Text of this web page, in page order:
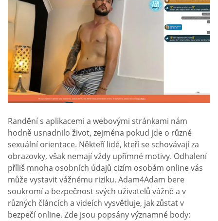
Randění s aplikacemi a webovými stránkami nám
hodně usnadnilo život, zejména pokud jde o různé
sexuální orientace. Někteří lidé, kteří se schovávají za
obrazovky, však nemají vždy upřímné motivy. Odhalení
příliš mnoha osobních údajů cizím osobám online vás
může vystavit vážnému riziku. Adam4Adam bere
soukromí a bezpečnost svých uživatelů vážně a v
různých článcích a videích vysvětluje, jak zůstat v
bezpečí online. Zde jsou popsány významné body: